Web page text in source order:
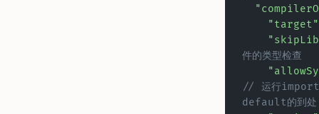
    "target"
件的类型检查
// 运行import
default的到处